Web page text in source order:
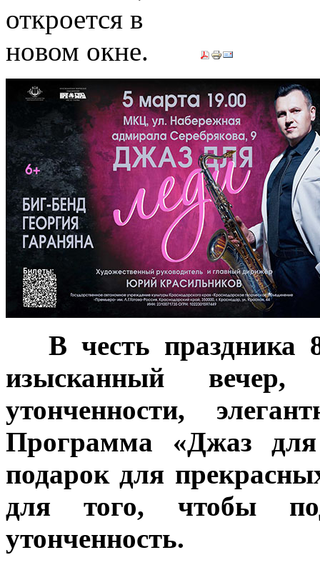
В честь
изысканный вечер,
утонченности,
Программа «Джаз
подарок для
для того, чтобы
утонченность.